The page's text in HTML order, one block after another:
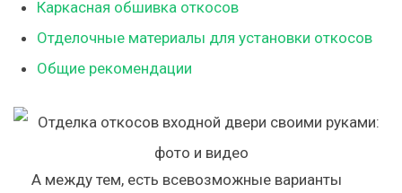
Каркасная обшивка откосов
Отделочные материалы для установки откосов
Общие рекомендации
А между тем, есть всевозможные варианты